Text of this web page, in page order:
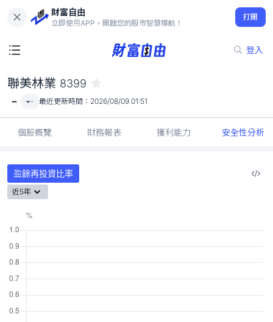
財富自由
立即使用APP，開啟您的股市智慧導航！
打開
登入
-
聯美林業 8399
- - 最近更新時間： 2026/08/09 01:51
個股概覽 財務報表 獲利能力 安全性分析
盈餘再投資比率
近5年